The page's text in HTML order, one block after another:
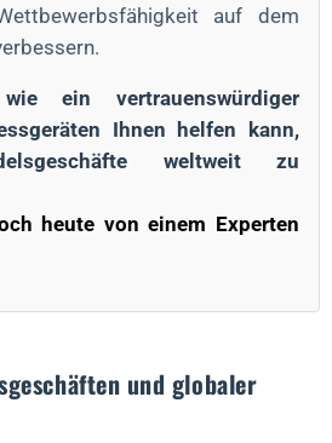
auf dem
ein vertrauenswürdiger
Ihnen helfen kann,
weltweit zu
heute von einem Experten
und globaler